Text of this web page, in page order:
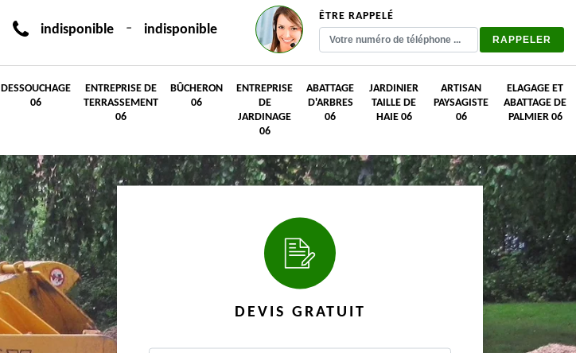
indisponible - indisponible
ÊTRE RAPPELÉ
DESSOUCHAGE
06
ENTREPRISE DE
TERRASSEMENT
06
BÛCHERON
06
ENTREPRISE
DE
JARDINAGE
06
ABATTAGE
D'ARBRES
06
JARDINIER
TAILLE DE
HAIE 06
ARTISAN
PAYSAGISTE
06
ELAGAGE ET
ABATTAGE DE
PALMIER 06
DEVIS GRATUIT